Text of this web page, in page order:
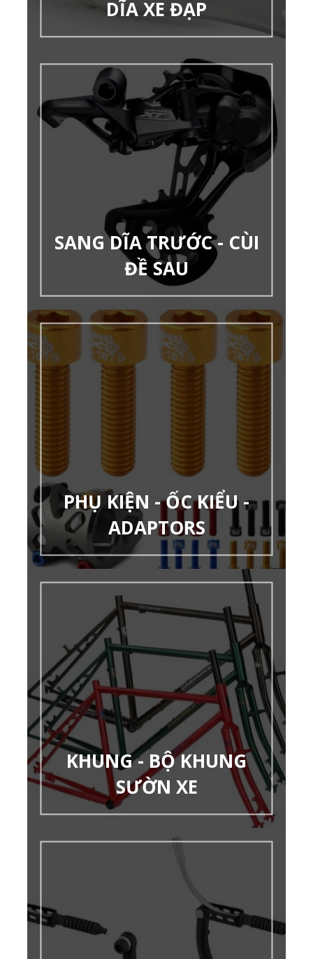
DĨA XE ĐẠP
SANG DĨA TRƯỚC - CÙI
ĐỀ SAU
PHỤ KIỆN - ỐC KIỂU -
ADAPTORS
KHUNG - BỘ KHUNG
SƯỜN XE